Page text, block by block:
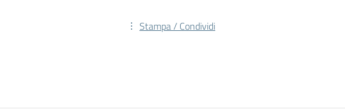
Stampa / Condividi